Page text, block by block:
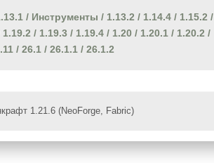
/ Инструменты / 1.13.2 / 1.14.4 / 1.15.2 /
1.19.2 / 1.19.3 / 1.19.4 / 1.20 / 1.20.1 / 1.20.2 /
/ 26.1 / 26.1.1 / 26.1.2
1.21.6 (NeoForge, Fabric)